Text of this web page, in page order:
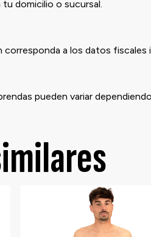
domicilio o sucursal.
corresponda a los datos fiscales
pueden variar